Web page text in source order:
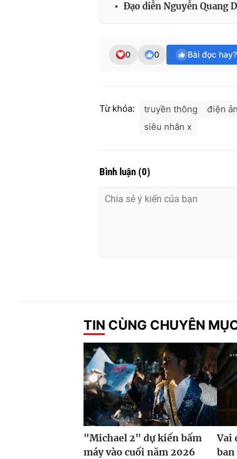
Đạo diễn Nguyễn Quang
0 0 Bài đọc
Từ khóa: truyền thông điện
siêu nhân x
Bình luận (0)
TIN CÙNG CHUYÊN
"Michael 2" dự kiến bấm
máy vào cuối năm 2026
Vai